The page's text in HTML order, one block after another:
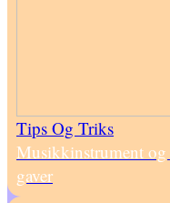
Tips Og Triks
Musikkinstrument
gaver